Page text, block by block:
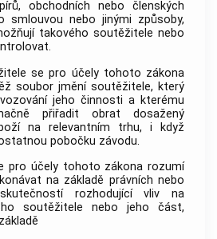
obchodních nebo členských
smlouvou nebo jinými způsoby,
takového soutěžitele nebo
se pro účely tohoto zákona
soubor jměnísoutěžitele, který
jeho činnosti a kterému
přiřadit obrat dosažený
narelevantním trhu, i když
pobočku závodu.
pro účely tohoto zákona rozumí
na základě právních nebo
rozhodující vliv na
soutěžitele nebo jeho část,